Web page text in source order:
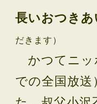
長いおつき
だきます）
かつてニッ
での全国放